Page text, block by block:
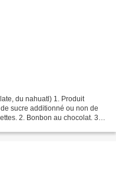
du nahuatl) 1. Produit
sucre additionné ou non de
2. Bonbon au chocolat. 3.